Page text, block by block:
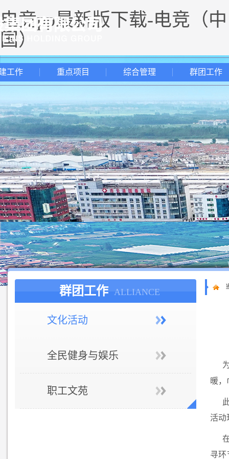
电竞pp最新版下载-电竞（中
国）
工作 重点项目 综合管理 群团工作
群团工作 ALLIANCE
文化活动
全民健身与娱乐
职工文苑
暖，
活动
寻环